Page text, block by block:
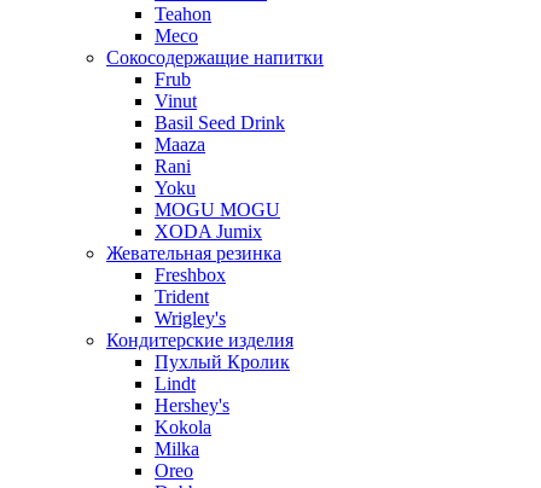
Teahon
Meco
Сокосодержащие напитки
Frub
Vinut
Basil Seed Drink
Maaza
Rani
Yoku
MOGU MOGU
XODA Jumix
Жевательная резинка
Freshbox
Trident
Wrigley's
Кондитерские изделия
Пухлый Кролик
Lindt
Hershey's
Kokola
Milka
Oreo